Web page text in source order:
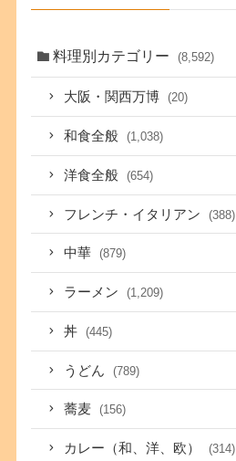
料理別カテゴリー (8,592)
大阪・関西万博 (20)
和食全般 (1,038)
洋食全般 (654)
フレンチ・イタリアン (388)
中華 (879)
ラーメン (1,209)
丼 (445)
うどん (789)
蕎麦 (156)
カレー（和、洋、欧） (314)